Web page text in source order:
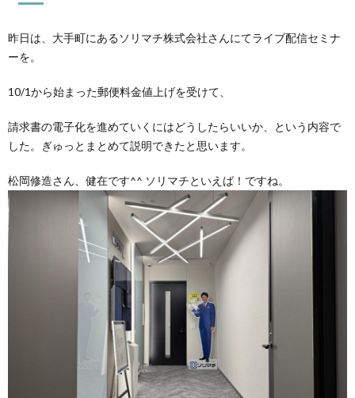
昨日は、大手町にあるソリマチ株式会社さんにてライブ配信セミナ
ーを。
10/1から始まった郵便料金値上げを受けて、
請求書の電子化を進めていくにはどうしたらいいか、という内容で
した。ぎゅっとまとめて説明できたと思います。
松岡修造さん、健在です^^ ソリマチといえば！ですね。